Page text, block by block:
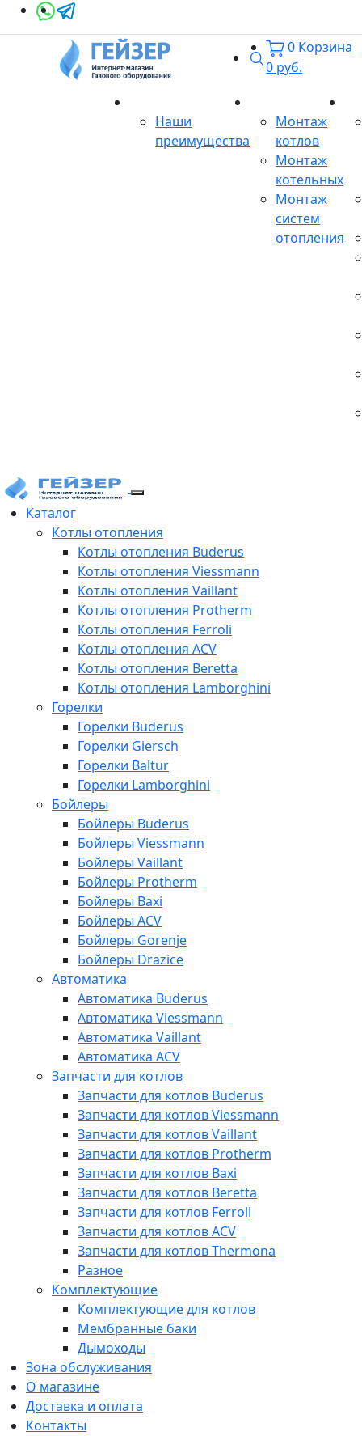
Поиск
0 Корзина
0 руб.
Наши
преимущества
Монтаж
котлов
Монтаж
котельных
Монтаж
систем
отопления
Каталог
Котлы отопления
Котлы отопления Buderus
Котлы отопления Viessmann
Котлы отопления Vaillant
Котлы отопления Protherm
Котлы отопления Ferroli
Котлы отопления ACV
Котлы отопления Beretta
Котлы отопления Lamborghini
Горелки
Горелки Buderus
Горелки Giersch
Горелки Baltur
Горелки Lamborghini
Бойлеры
Бойлеры Buderus
Бойлеры Viessmann
Бойлеры Vaillant
Бойлеры Protherm
Бойлеры Baxi
Бойлеры ACV
Бойлеры Gorenje
Бойлеры Drazice
Автоматика
Автоматика Buderus
Автоматика Viessmann
Автоматика Vaillant
Автоматика ACV
Запчасти для котлов
Запчасти для котлов Buderus
Запчасти для котлов Viessmann
Запчасти для котлов Vaillant
Запчасти для котлов Protherm
Запчасти для котлов Baxi
Запчасти для котлов Beretta
Запчасти для котлов Ferroli
Запчасти для котлов ACV
Запчасти для котлов Thermona
Разное
Комплектующие
Комплектующие для котлов
Мембранные баки
Дымоходы
Зона обслуживания
О магазине
Доставка и оплата
Контакты